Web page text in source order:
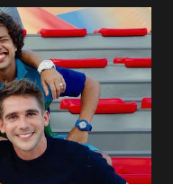
ser o tipo de
toda a vida. Camila
como seria o
lo. Manuel avisa a
Gabriel com Joana.
as suspeitas pelo
que ele poderia